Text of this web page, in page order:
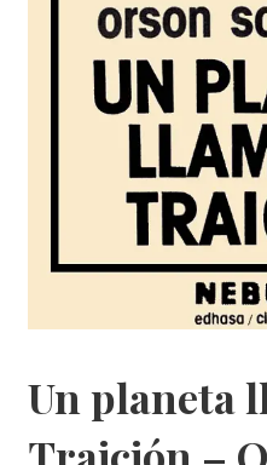
Un planeta